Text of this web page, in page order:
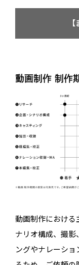
動画制作 制作
動画制作における
ナリオ構成、撮影
ングやナレーシ